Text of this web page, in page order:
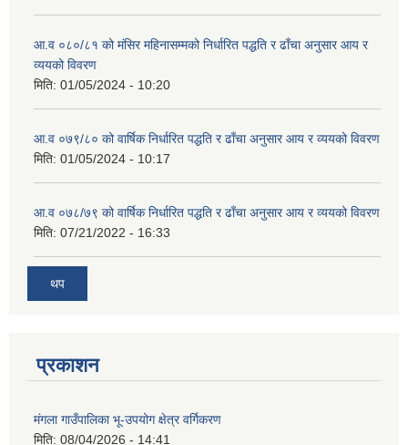
आ.व ०८०/८१ को मंसिर महिनासम्मको निर्धारित पद्धति र ढाँचा अनुसार आय र
व्ययको विवरण
मिति: 01/05/2024 - 10:20
आ.व ०७९/८० को वार्षिक निर्धारित पद्धति र ढाँचा अनुसार आय र व्ययको विवरण
मिति: 01/05/2024 - 10:17
आ.व ०७८/७९ को वार्षिक निर्धारित पद्धति र ढाँचा अनुसार आय र व्ययको विवरण
मिति: 07/21/2022 - 16:33
थप
प्रकाशन
मंगला गाउँपालिका भू-उपयोग क्षेत्र वर्गिकरण
मिति: 08/04/2026 - 14:41